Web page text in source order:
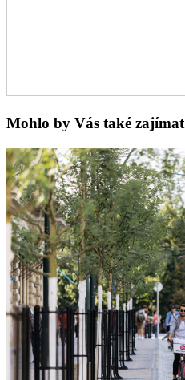
Mohlo by Vás také zajímat